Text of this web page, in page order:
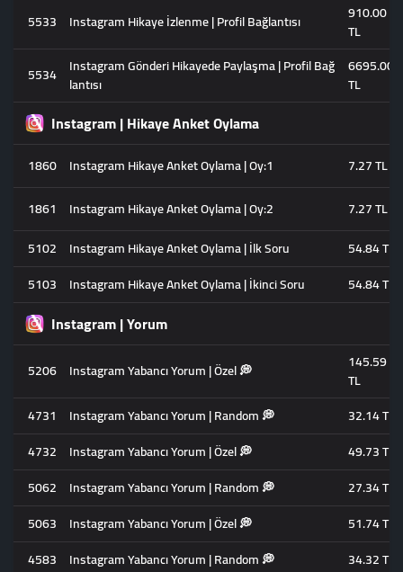
5533
Instagram Hikaye İzlenme | Profil Bağlantısı
910.00
TL
5534 Instagram Gönderi Hikayede Paylaşma | Profil Bağ
lantısı
6695.00
TL
Instagram | Hikaye Anket Oylama
1860 Instagram Hikaye Anket Oylama | Oy:1
7.27 TL
1861
Instagram Hikaye Anket Oylama | Oy:2
7.27 TL
5102
Instagram Hikaye Anket Oylama | İlk Soru
54.84 TL
5103
Instagram Hikaye Anket Oylama | İkinci Soru 54.84 TL
Instagram | Yorum
5206 Instagram Yabancı Yorum | Özel 💭
145.59
TL
4731
Instagram Yabancı Yorum | Random 💭
32.14 TL
4732
Instagram Yabancı Yorum | Özel 💭
49.73 TL
5062
Instagram Yabancı Yorum | Random 💭
27.34 TL
5063
Instagram Yabancı Yorum | Özel 💭
51.74 TL
4583
Instagram Yabancı Yorum | Random 💭
34.32 TL